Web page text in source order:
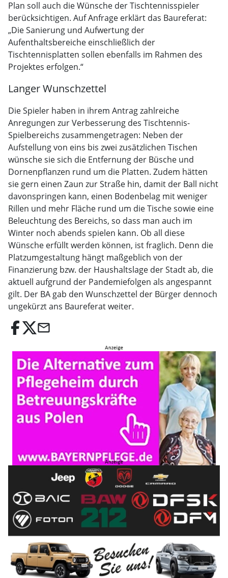
Plan soll auch die Wünsche der Tischtennisspieler
berücksichtigen. Auf Anfrage erklärt das Baureferat:
„Die Sanierung und Aufwertung der
Aufenthaltsbereiche einschließlich der
Tischtennisplatten sollen ebenfalls im Rahmen des
Projektes erfolgen.“
Langer Wunschzettel
Die Spieler haben in ihrem Antrag zahlreiche
Anregungen zur Verbesserung des Tischtennis-
Spielbereichs zusammengetragen: Neben der
Aufstellung von eins bis zwei zusätzlichen Tischen
wünsche sie sich die Entfernung der Büsche und
Dornenpflanzen rund um die Platten. Zudem hätten
sie gern einen Zaun zur Straße hin, damit der Ball nicht
davonspringen kann, einen Bodenbelag mit weniger
Rillen und mehr Fläche rund um die Tische sowie eine
Beleuchtung des Bereichs, so dass man auch im
Winter noch abends spielen kann. Ob all diese
Wünsche erfüllt werden können, ist fraglich. Denn die
Platzumgestaltung hängt maßgeblich von der
Finanzierung bzw. der Haushaltslage der Stadt ab, die
aktuell aufgrund der Pandemiefolgen als angespannt
gilt. Der BA gab den Wunschzettel der Bürger dennoch
ungekürzt ans Baureferat weiter.
email